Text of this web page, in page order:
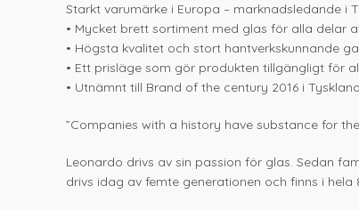
Starkt varumärke i Europa – marknadsledande i
• Mycket brett sortiment med glas för alla delar
• Högsta kvalitet och stort hantverkskunnande
• Ett prisläge som gör produkten tillgängligt för
• Utnämnt till Brand of the century 2016 i
”Companies with a history have substance for
Leonardo drivs av sin passion för glas. Sedan
drivs idag av femte generationen och finns i